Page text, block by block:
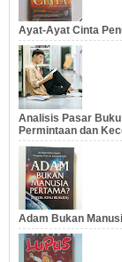
Ayat-Ayat Cinta
Analisis Pasar
Permintaan dan
Adam Bukan